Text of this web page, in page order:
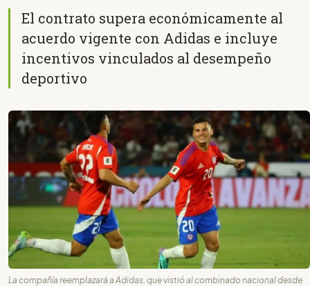
El contrato supera económicamente al
acuerdo vigente con Adidas e incluye
incentivos vinculados al desempeño
deportivo
La compañía reemplazará a Adidas, que vistió al combinado nacional desde